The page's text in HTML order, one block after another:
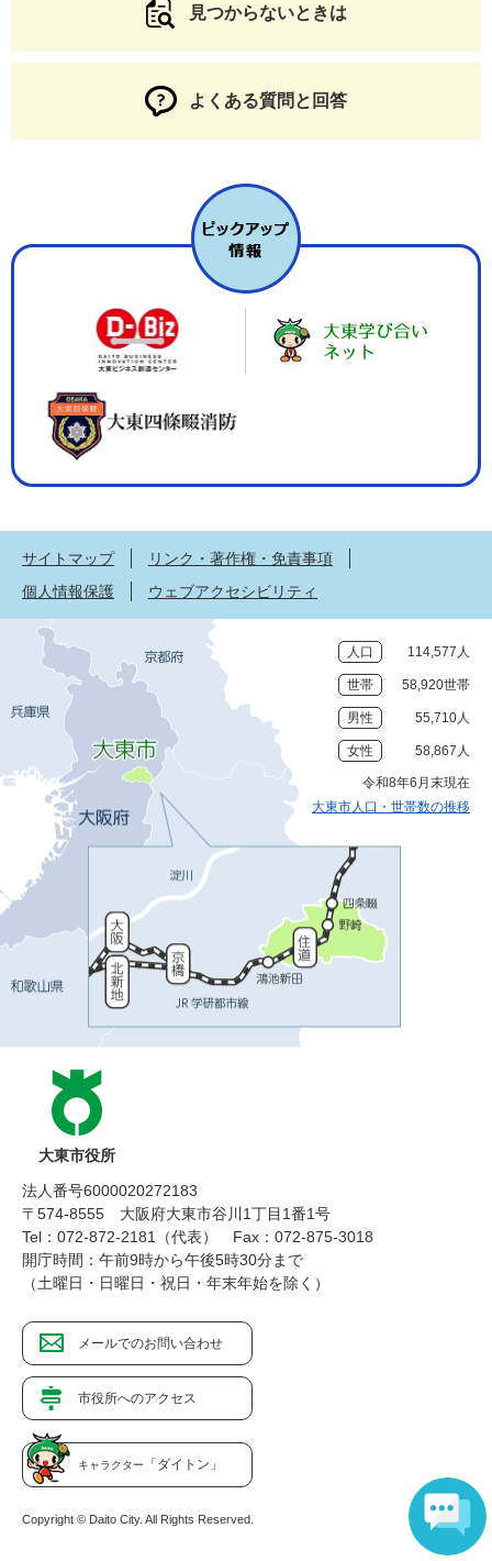
見つからないときは
よくある質問と回答
サイトマップ
リンク・著作権・免責事項
個人情報保護
ウェブアクセシビリティ
人口 114,577人
世帯 58,920世帯
男性 55,710人
女性 58,867人
令和8年6月末現在
大東市人口・世帯数の推移
大東市役所
法人番号6000020272183
〒574-8555 大阪府大東市谷川1丁目1番1号
Tel：072-872-2181（代表）
Fax：072-875-3018
開庁時間：午前9時から午後5時30分まで
（土曜日・日曜日・祝日・年末年始を除く）
メールでのお問い合わせ
市役所へのアクセス
キャラクター 「ダイトン」
Copyright © Daito City. All Rights Reserved.